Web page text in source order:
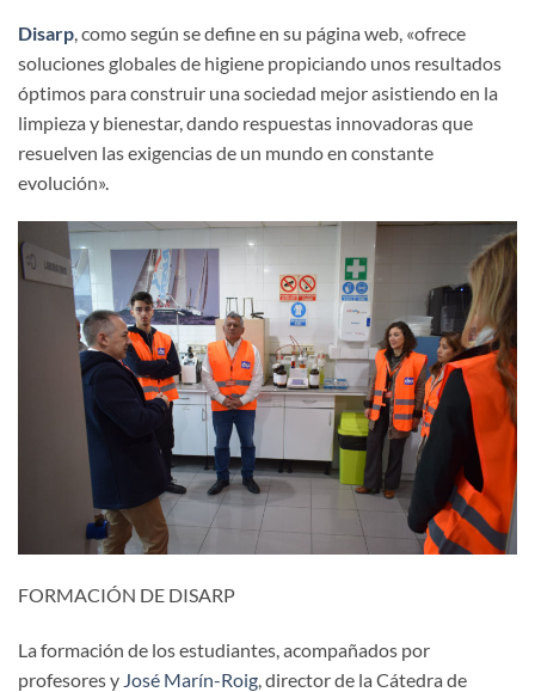
Disarp , como según se define en su página web, «ofrece
soluciones globales de higiene propiciando unos resultados
óptimos para construir una sociedad mejor asistiendo en la
limpieza y bienestar, dando respuestas innovadoras que
resuelven las exigencias de un mundo en constante
evolución».
FORMACIÓN DE DISARP
La formación de los estudiantes, acompañados por
profesores y José Marín-Roig, director de la Cátedra de